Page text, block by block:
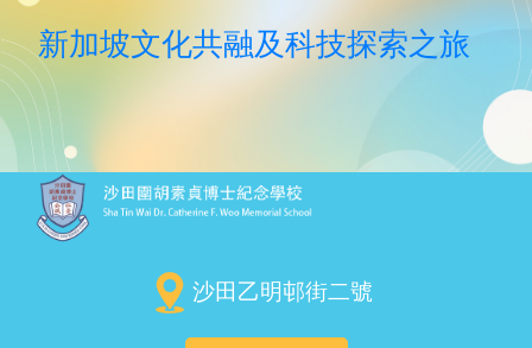
新加坡文化共融及科技探索之旅
沙田乙明邨街二號